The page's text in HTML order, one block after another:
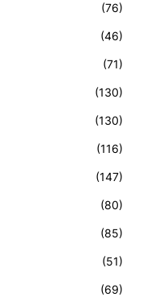
(76)
(46)
(71)
(130)
(130)
(116)
(147)
(80)
(85)
(51)
(69)